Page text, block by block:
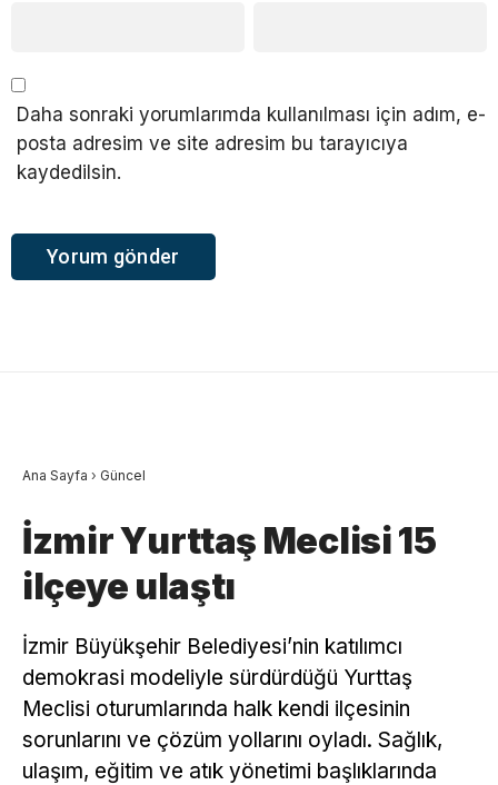
Daha sonraki yorumlarımda kullanılması için adım, e-
posta adresim ve site adresim bu tarayıcıya
kaydedilsin.
Ana Sayfa › Güncel
İzmir Yurttaş Meclisi 15
ilçeye ulaştı
İzmir Büyükşehir Belediyesi’nin katılımcı
demokrasi modeliyle sürdürdüğü Yurttaş
Meclisi oturumlarında halk kendi ilçesinin
sorunlarını ve çözüm yollarını oyladı. Sağlık,
ulaşım, eğitim ve atık yönetimi başlıklarında